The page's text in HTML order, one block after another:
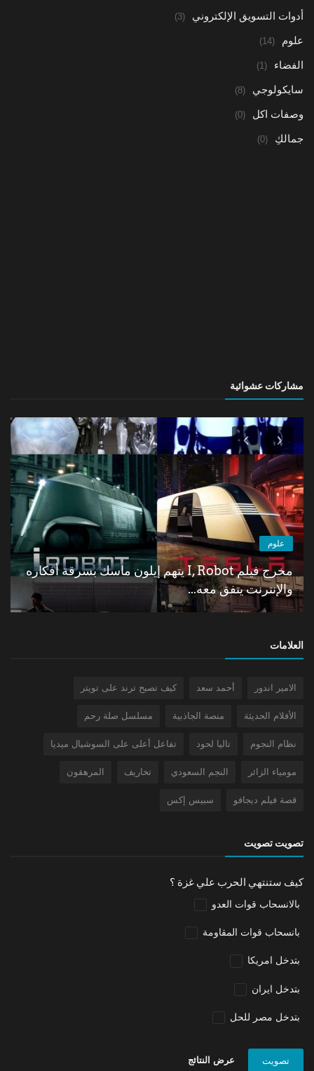
أدوات التسويق الإلكتروني (3)
علوم (14)
الفضاء (1)
سايكولوجي (8)
وصفات اكل (0)
جمالكِ (0)
مشاركات عشوائية
علوم
مخرج فيلم I, Robot يتهم إيلون ماسك بسرقة أفكاره
والإنترنت يتفق معه...
العلامات
الامير اندور أحمد سعد كيف تصبح ترند على تويتر
الأفلام الحديثة منصة الجاذبية مسلسل صلة رحم
نظام النجوم تاليا لحود تفاعل أعلى على السوشيال ميديا
مومياء الزائر النجم السعودي تخاريف المرهقون
قصة فيلم ديجافو سبيس إكس
تصويت تصويت
كيف ستنتهي الحرب علي غزة ؟
بالانسحاب قوات العدو
بانسحاب قوات المقاومة
بتدخل امريكا
بتدخل ايران
بتدخل مصر للحل
تصويت عرض النتائج